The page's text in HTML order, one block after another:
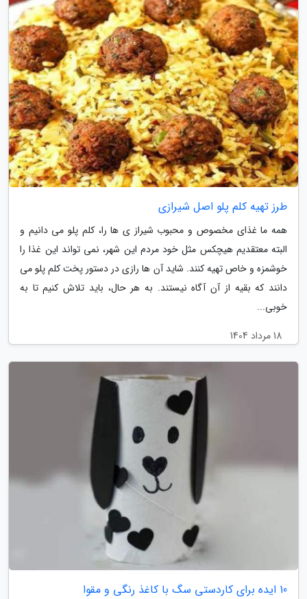
طرز تهیه کلم پلو اصل شیرازی
همه ما غذای مخصوص و محبوب شیراز ی ها را، کلم پلو می دانیم و
البته معتقدیم هیچکس مثل خود مردم این شهر، نمی تواند این غذا را
خوشمزه و خاص تهیه کنند. شاید آن ها رازی در دستور پخت کلم پلو می
دانند که بقیه از آن آگاه نیستند. به هر حال، باید تلاش کنیم تا به
خوبی...
18 مرداد 1404
10 ایده برای کاردستی سگ با کاغذ رنگی و مقوا